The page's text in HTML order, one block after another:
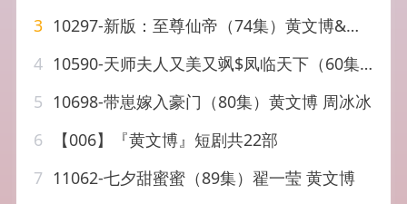
3 10297-新版：至尊仙帝（74集）黄文博&戴琪轩
4 10590-天师夫人又美又飒$凤临天下（60集）黄文博&四一
5 10698-带崽嫁入豪门（80集）黄文博 周冰冰
6
【006】『黄文博』短剧共22部
7 11062-七夕甜蜜蜜（89集）翟一莹 黄文博